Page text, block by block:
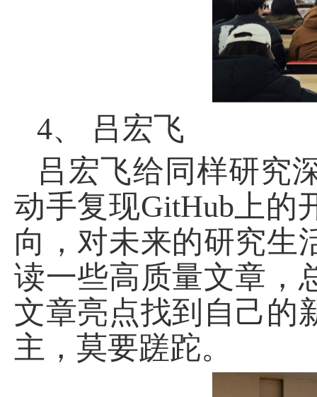
4、
吕宏飞
吕宏飞给同样研究
动手复现GitHub 上
向，对未来的研究生
读一些高质量文章，
文章亮点找到自己的
主，莫要蹉跎。